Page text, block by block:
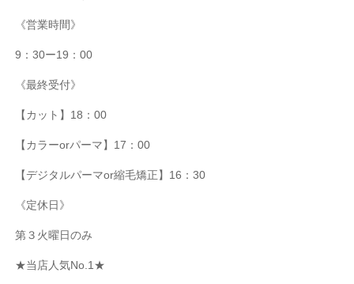
《営業時間》
9 ：30ー19 ：00
《最終受付》
【カット】 18 ：00
【カラーorパーマ】 17 ：00
【デジタルパーマor縮毛矯正】 16 ：30
《定休日》
第３火曜日のみ
★当店人気No.1★